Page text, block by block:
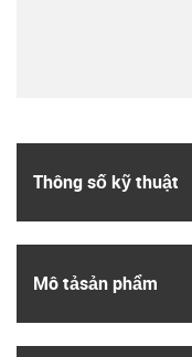
Thông số kỹ thuật
Mô tả­sản phẩm